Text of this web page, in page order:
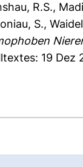
R.S.,
S.,
19 Dez